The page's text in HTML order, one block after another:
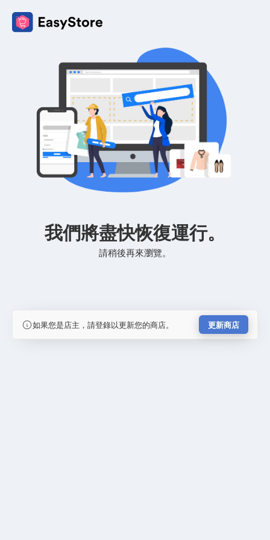
我們將盡快恢復運行。
請稍後再來瀏覽。
如果您是店主，請登錄以更新您的商店。 更新商店